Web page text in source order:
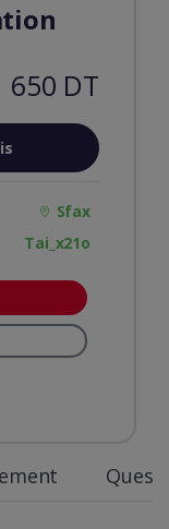
650 DT
Sfax
Tai_x21o